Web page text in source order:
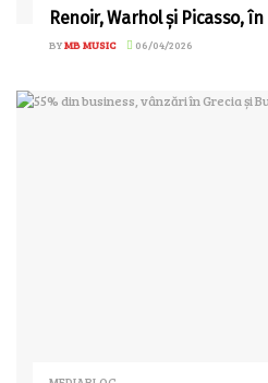
Renoir, Warhol și Picasso,
BYMB MUSIC 06/04/2026